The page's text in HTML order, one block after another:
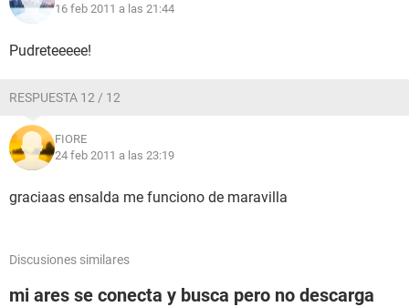
16 feb 2011 a las 21:44
Pudreteeeee!
RESPUESTA 12 / 12
FIORE
24 feb 2011 a las 23:19
graciaas ensalda me funciono de maravilla
Discusiones similares
mi ares se conecta y busca pero no descarga